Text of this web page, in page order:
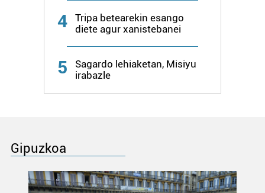
4
Tripa betearekin esango
diete agur xanistebanei
5
Sagardo lehiaketan, Misiyu
irabazle
Gipuzkoa